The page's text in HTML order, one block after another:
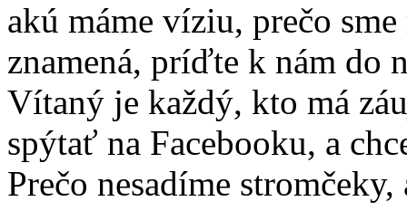
akú máme víziu, prečo
znamená, príďte k nám do
Vítaný je každý, kto má
spýtať na Facebooku, a
Prečo nesadíme